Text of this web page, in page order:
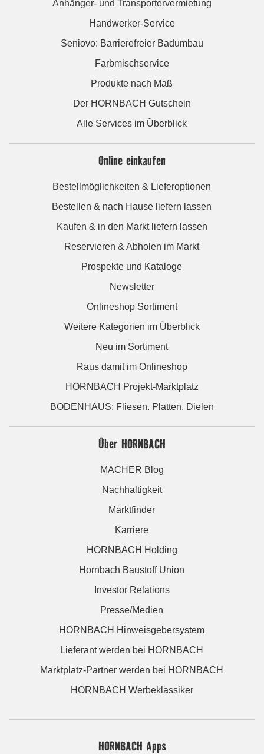
Anhänger- und Transportervermietung
Handwerker-Service
Seniovo: Barrierefreier Badumbau
Farbmischservice
Produkte nach Maß
Der HORNBACH Gutschein
Alle Services im Überblick
Online einkaufen
Bestellmöglichkeiten & Lieferoptionen
Bestellen & nach Hause liefern lassen
Kaufen & in den Markt liefern lassen
Reservieren & Abholen im Markt
Prospekte und Kataloge
Newsletter
Onlineshop Sortiment
Weitere Kategorien im Überblick
Neu im Sortiment
Raus damit im Onlineshop
HORNBACH Projekt-Marktplatz
BODENHAUS: Fliesen. Platten. Dielen
Über HORNBACH
MACHER Blog
Nachhaltigkeit
Marktfinder
Karriere
HORNBACH Holding
Hornbach Baustoff Union
Investor Relations
Presse/Medien
HORNBACH Hinweisgebersystem
Lieferant werden bei HORNBACH
Marktplatz-Partner werden bei HORNBACH
HORNBACH Werbeklassiker
HORNBACH Apps